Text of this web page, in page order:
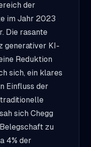
der
im Jahr 2023
Die rasante
generativer KI-
Reduktion
sich, ein klares
Einfluss der
sich Chegg
zu
4% der